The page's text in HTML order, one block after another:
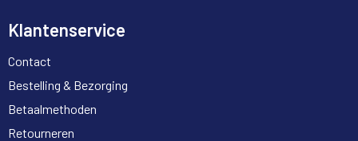
Klantenservice
Contact
Bestelling & Bezorging
Betaalmethoden
Retourneren